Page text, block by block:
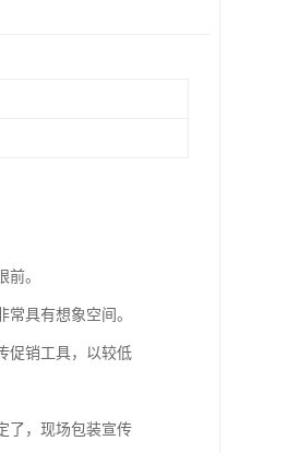
。
具有想象空间。
促销工具，以较低
了，现场包装宣传